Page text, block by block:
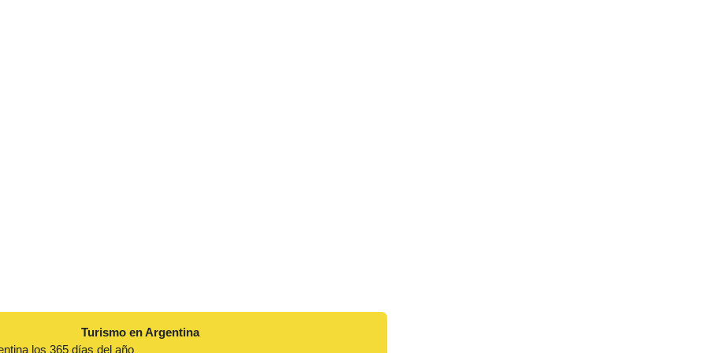
Turismo en Argentina
los 365 días del año